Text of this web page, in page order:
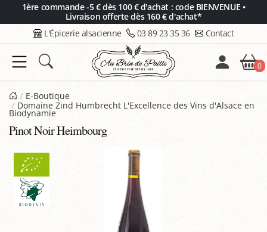
1ère commande -5 € dès 100 € d'achat : code BIENVENUE •
Livraison offerte dès 160 € d'achat*
L'Épicerie alsacienne 03 89 23 35 36 Contact
0
E-Boutique
Domaine Zind Humbrecht L'Excellence des Vins d'Alsace en
Biodynamie
Pinot Noir Heimbourg
Panneau de gestion des cookies